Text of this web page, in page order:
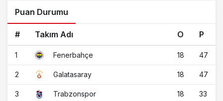
Puan Durumu
# Takım Adı O P
1 Fenerbahçe 18 47
2 Galatasaray 18 47
3 Trabzonspor 18 33